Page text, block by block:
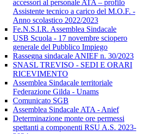
accessori al personale ATA – profilo
Assistente tecnico a carico del M.O.F. -
Anno scolastico 2022/2023
Fe.N.S.I.R. Assemblea Sindacale
USB Scuola - 17 novembre sciopero
generale del Pubblico Impiego
Rassegna sindacale ANIEF n. 30/2023
SNASL TREVISO - SEDI E ORARI
RICEVIMENTO
Assemblea Sindacale territoriale
Federazione Gilda - Unams
Comunicato SGB
Assemblea Sindacale ATA - Anief
Determinazione monte ore permessi
spettanti a componenti RSU A.S. 2023-